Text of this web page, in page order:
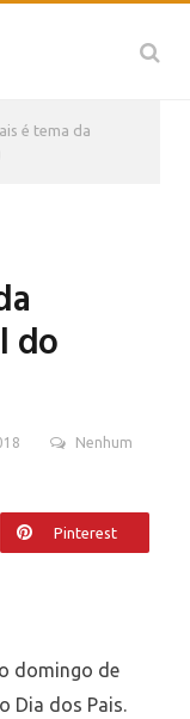
é tema da
do
Nenhum
Pinterest
domingo de
Dia dos Pais.